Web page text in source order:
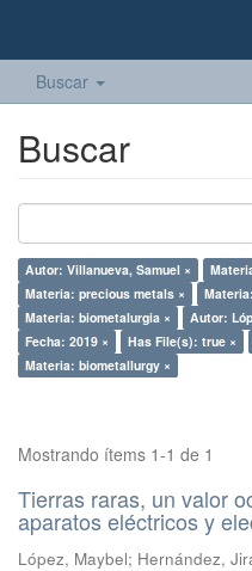
Buscar
Buscar
Autor: Villanueva, Samuel ×
Materia: precious metals ×
Materia: biometalurgia ×
Autor:
Fecha: 2019 ×
Has File(s): true ×
Materia: biometallurgy ×
Mostrando ítems 1-1 de 1
Tierras raras, un valor
aparatos eléctricos y
López, Maybel; Hernández,